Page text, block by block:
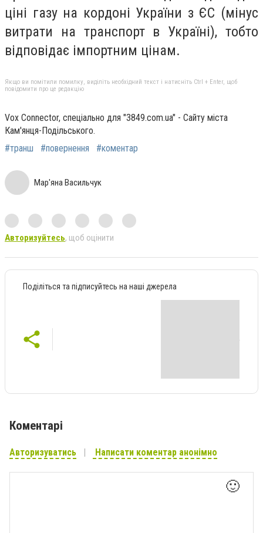
ціні газу на кордоні України з ЄС (мінус
витрати на транспорт в Україні), тобто
відповідає імпортним цінам.
Якщо ви помітили помилку, виділіть необхідний текст і натисніть Ctrl + Enter, щоб
повідомити про це редакцію
Vox Connector, спеціально для "3849.com.ua" - Сайту міста
Кам'янця-Подільського.
#транш
#повернення #коментар
Мар'яна Васильчук
Авторизуйтесь, щоб оцінити
Поділіться та підписуйтесь на наші джерела
Коментарі
Авторизуватись Написати коментар анонімно
🙂